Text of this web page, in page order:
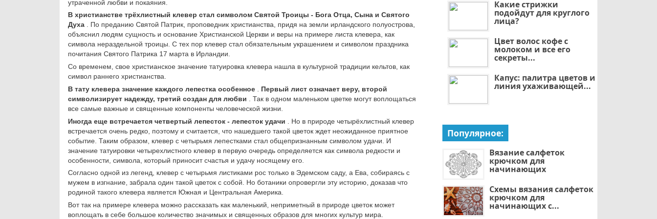
утраченной любви и покаяния.
В христианстве трёхлистный клевер стал символом Святой Троицы - Бога Отца, Сына и Святого
Духа . По преданию Святой Патрик, проповедник христианства, придя на земли ирландского полуострова,
объяснил людям сущность и основание Христианской Церкви и веры на примере листа клевера, как
символа нераздельной троицы. С тех пор клевер стал обязательным украшением и символом праздника
почитания Святого Патрика 17 марта в Ирландии.
Со временем, свое христианское значение татуировка клевера нашла в культурной традиции кельтов, как
символ раннего христианства.
В тату клевера значение каждого лепестка особенное
Первый лист означает веру, второй
символизирует надежду, третий создан для любви
. Так в одном маленьком цветке могут воплощаться
все самые важные и священные компоненты человеческой жизни.
Иногда еще встречается четвертый лепесток - лепесток удачи
. Но в природе четырёхлистный клевер
встречается очень редко, поэтому и считается, что нашедшего такой цветок ждет неожиданное приятное
событие. Таким образом, клевер с четырьмя лепестками стал общепризнанным символом удачи. И
значение татуировки четырехлистного клевер в первую очередь определяется как символа редкости и
особенности, символа, который приносит счастья и удачу носящему его.
Согласно одной из легенд, клевер с четырьмя листиками рос только в Эдемском саду, а Ева, собираясь с
мужем в изгнание, забрала один такой цветок с собой. Но ботаники опровергли эту историю, доказав что
родиной такого клевера является Южная и Центральная Америка.
Вот так на примере клевера можно рассказать как маленький, неприметный в природе цветок может
воплощать в себе большое количество значимых и священных образов для многих культур мира.
Какие стрижки
подойдут для круглого
лица?
Цвет волос кофе с
молоком и все его
секреты...
Капус: палитра цветов и
линия ухаживающей...
Популярное:
Вязание салфеток
крючком для
начинающих
Схемы вязания салфеток
крючком для
начинающих с...